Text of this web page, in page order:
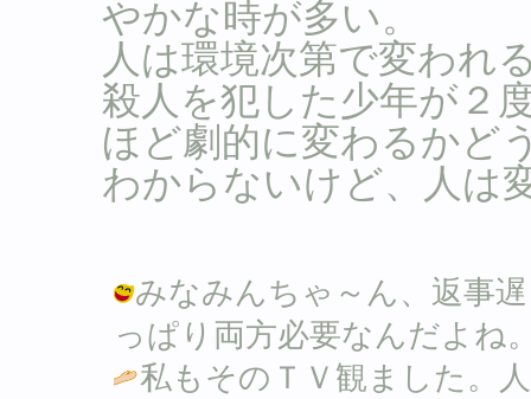
やかな時が多い。
人は環境次第で変われ
殺人を犯した少年が２
ほど劇的に変わるかど
わからないけど、人は
みなみんちゃ～ん、返事
っぱり両方必要なんだよね
私もそのＴＶ観ました。